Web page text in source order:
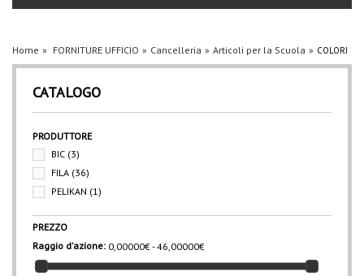
Home FORNITURE UFFICIO Cancelleria Articoli per la Scuola COLORI
CATALOGO
PRODUTTORE
BIC (3)
FILA (36)
PELIKAN (1)
PREZZO
Raggio d'azione: 0,00000€ - 46,00000€